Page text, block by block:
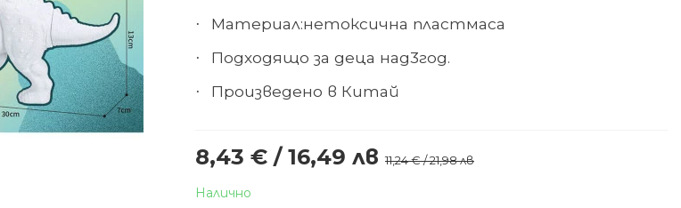
· Материал:нетоксична пластмаса
· Подходящо за деца над3год.
· Произведено в Китай
8,43 € / 16,49 лв 11,24 € / 21,98 лв
Налично